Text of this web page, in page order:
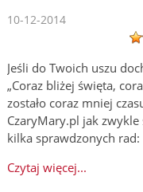
10-12-2014
Jeśli do Twoich uszu
„Coraz bliżej święta,
zostało coraz mniej
CzaryMary.pl jak zwykle
kilka sprawdzonych rad:
Czytaj więcej...